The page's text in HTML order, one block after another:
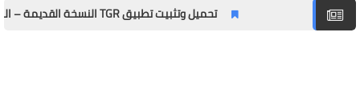
تحميل وتثبيت تطبيق TGR النسخة القديمة – الدليل الشامل مع المميزات وطريقة التثبيت خطوة بخطوة